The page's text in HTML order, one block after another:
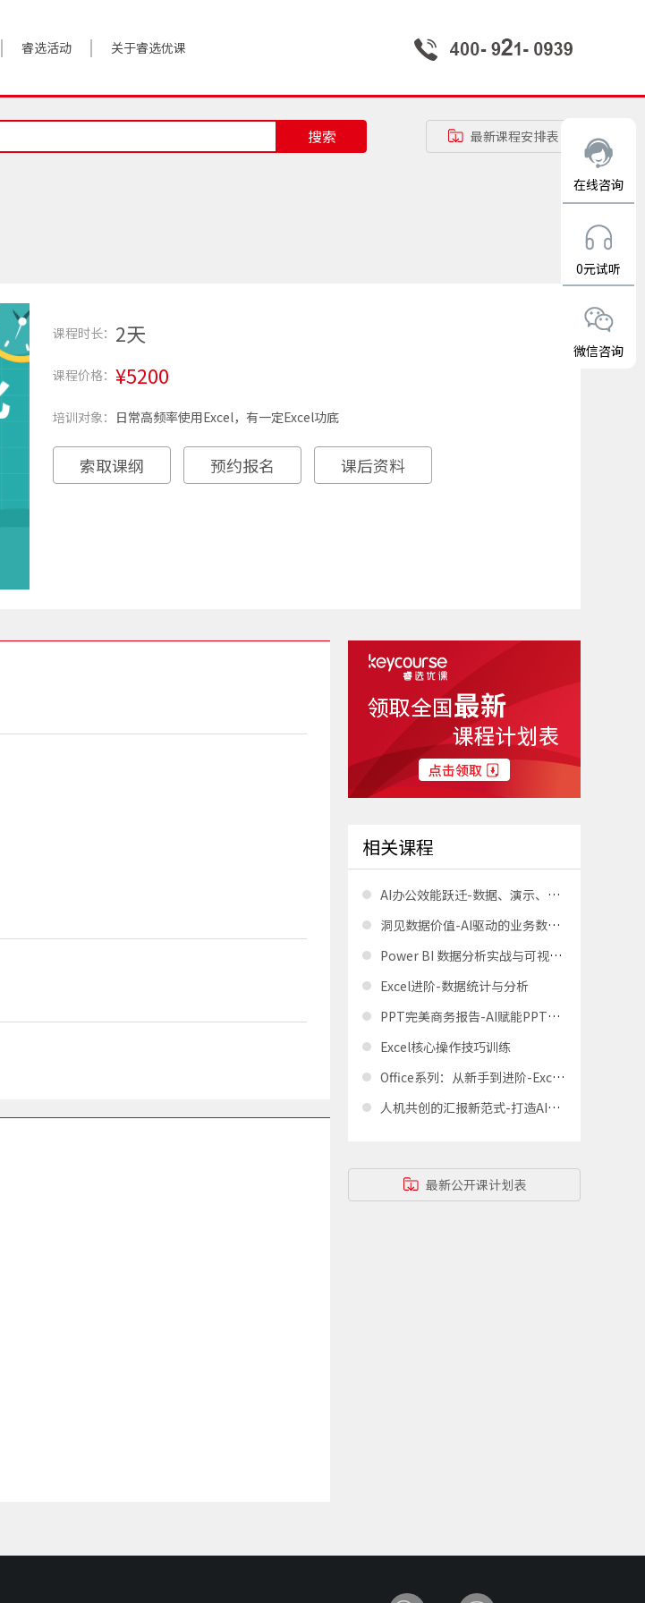
睿选活动
活动预告
往期回顾
关于睿选优课
关于我们
加入我们
在线咨询
0元试听
微信咨询
搜索 最新课程安排表
课程时长： 2天
课程价格： ¥5200
培训对象： 日常高频率使用Excel，有一定Excel功底
索取课纲 预约报名 课后资料
相关课程
AI办公效能跃迁-数据、演示、文稿、多媒体一站式AI解决方案
洞见数据价值-AI驱动的业务数据分析新范式
Power BI 数据分析实战与可视化呈现
Excel进阶-数据统计与分析
PPT完美商务报告-AI赋能PPT商业演讲
Excel核心操作技巧训练
Office系列：从新手到进阶-Excel（线上版）
人机共创的汇报新范式-打造AI时代的职场影响力表达
最新公开课计划表